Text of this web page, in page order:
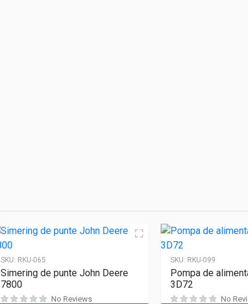
SKU: RKU-065
Simering de punte John Deere
7800
No Reviews
SKU: RKU-099
Pompa de
3D72
No